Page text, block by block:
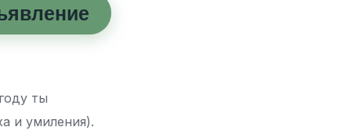
ты
и умиления).